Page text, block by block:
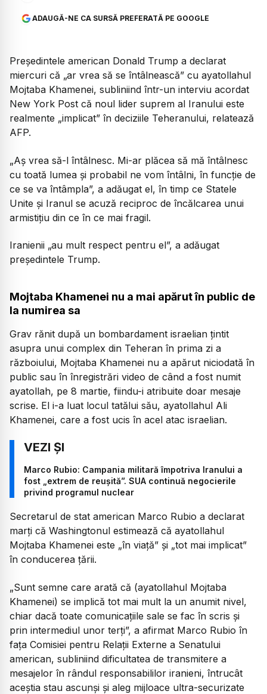
ADAUGĂ-NE CA SURSĂ PREFERATĂ PE GOOGLE
Președintele american Donald Trump a declarat
miercuri că „ar vrea să se întâlnească” cu ayatollahul
Mojtaba Khamenei, subliniind într-un interviu acordat
New York Post că noul lider suprem al Iranului este
realmente „implicat” în deciziile Teheranului, relatează
AFP.
„Aș vrea să-l întâlnesc. Mi-ar plăcea să mă întâlnesc
cu toată lumea și probabil ne vom întâlni, în funcție de
ce se va întâmpla”, a adăugat el, în timp ce Statele
Unite și Iranul se acuză reciproc de încălcarea unui
armistițiu din ce în ce mai fragil.
Iranienii „au mult respect pentru el”, a adăugat
președintele Trump.
Mojtaba Khamenei nu a mai apărut în public de
la numirea sa
Grav rănit după un bombardament israelian țintit
asupra unui complex din Teheran în prima zi a
războiului, Mojtaba Khamenei nu a apărut niciodată în
public sau în înregistrări video de când a fost numit
ayatollah, pe 8 martie, fiindu-i atribuite doar mesaje
scrise. El i-a luat locul tatălui său, ayatollahul Ali
Khamenei, care a fost ucis în acel atac israelian.
Marco Rubio: Campania militară împotriva Iranului a
fost „extrem de reușită”. SUA continuă negocierile
privind programul nuclear
Secretarul de stat american Marco Rubio a declarat
marți că Washingtonul estimează că ayatollahul
Mojtaba Khamenei este „în viață” și „tot mai implicat”
în conducerea țării.
„Sunt semne care arată că (ayatollahul Mojtaba
Khamenei) se implică tot mai mult la un anumit nivel,
chiar dacă toate comunicațiile sale se fac în scris și
prin intermediul unor terți”, a afirmat Marco Rubio în
fața Comisiei pentru Relații Externe a Senatului
american, subliniind dificultatea de transmitere a
mesajelor în rândul responsabililor iranieni, întrucât
aceștia stau ascunși și aleg mijloace ultra-securizate